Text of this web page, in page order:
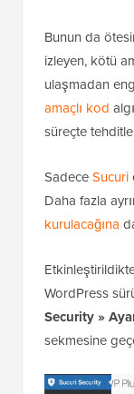
Bunun da
izleyen, kötü
amaçlı kod
süreçte
Daha fazla
kurulacağına
Security »